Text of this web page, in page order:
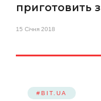
приготовить
15 Січня 2018
#BIT.UA